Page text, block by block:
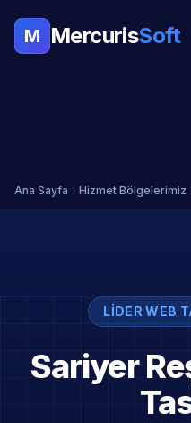
M MercurisSoft
Ana Sayfa Hizmet Bölgelerimiz
LIDER WEB
Sariyer